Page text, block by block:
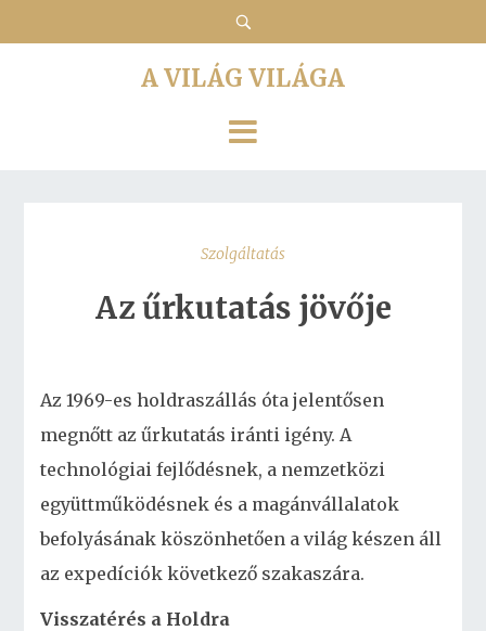
A VILÁG VILÁGA
Szolgáltatás
Az űrkutatás jövője
Az 1969-es holdraszállás óta jelentősen
megnőtt az űrkutatás iránti igény. A
technológiai fejlődésnek, a nemzetközi
együttműködésnek és a magánvállalatok
befolyásának köszönhetően a világ készen áll
az expedíciók következő szakaszára.
Visszatérés a Holdra